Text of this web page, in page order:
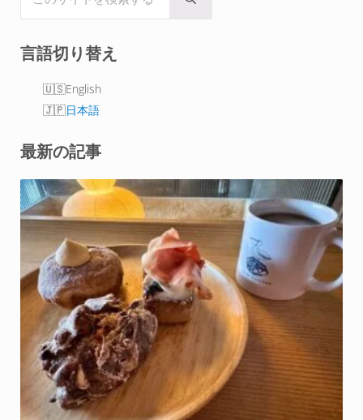
言語切り替え
English
日本語
最新の記事